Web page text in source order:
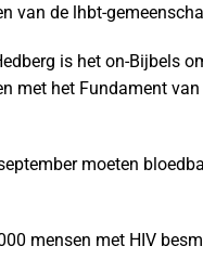
van de lhbt-
is het on-Bijbels
met het Fundament van
moeten
mensen met HIV